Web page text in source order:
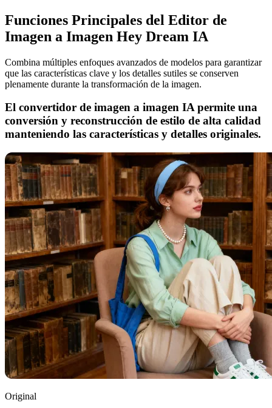
Funciones Principales del Editor de
Imagen a Imagen Hey Dream IA
Combina múltiples enfoques avanzados de modelos para garantizar
que las características clave y los detalles sutiles se conserven
plenamente durante la transformación de la imagen.
El convertidor de imagen a imagen IA permite una
conversión y reconstrucción de estilo de alta calidad
manteniendo las características y detalles originales.
Original